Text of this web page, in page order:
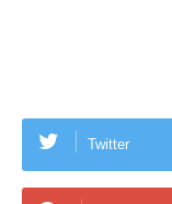
Twitter